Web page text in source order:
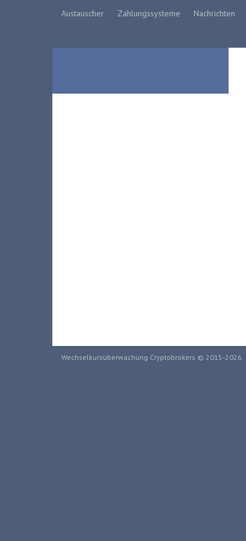
Austauscher Zahlungssysteme Nachrichten
Wechselkursüberwachung Cryptobrokers © 2015-2026.